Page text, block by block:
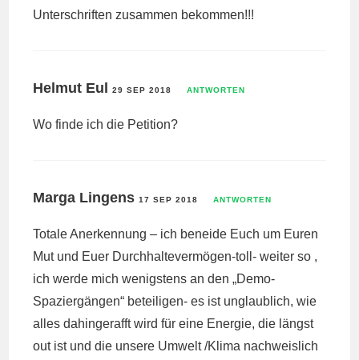
Unterschriften zusammen bekommen!!!
Helmut Eul29 SEP 2018 ANTWORTEN
Wo finde ich die Petition?
Marga Lingens17 SEP 2018 ANTWORTEN
Totale Anerkennung – ich beneide Euch um Euren
Mut und Euer Durchhaltevermögen-toll- weiter so ,
ich werde mich wenigstens an den „Demo-
Spaziergängen“ beteiligen- es ist unglaublich, wie
alles dahingerafft wird für eine Energie, die längst
out ist und die unsere Umwelt /Klima nachweislich